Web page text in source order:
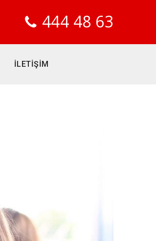
444 48 63
İLETİŞİM